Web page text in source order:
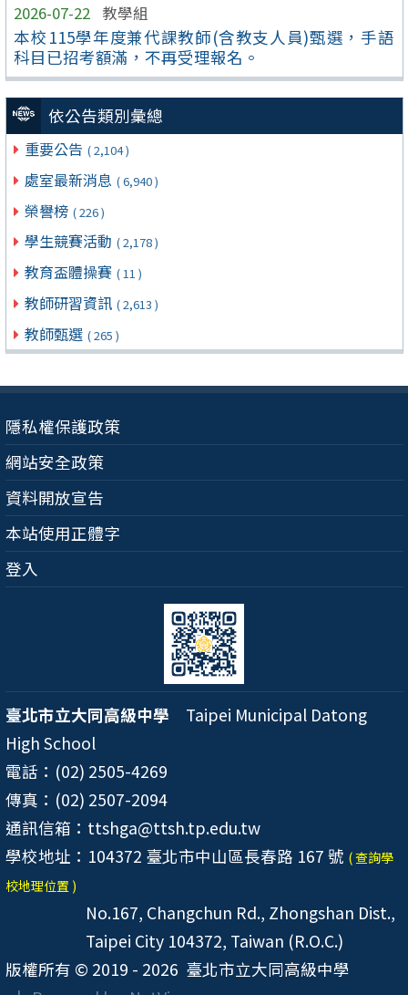
2026-07-22 教學組
本校115學年度兼代課教師(含教支人員)甄選，手語
科目已招考額滿，不再受理報名。
依公告類別彙總
重要公告 ( 2,104 )
處室最新消息 ( 6,940 )
榮譽榜 ( 226 )
學生競賽活動 ( 2,178 )
教育盃體操賽 ( 11 )
教師研習資訊 ( 2,613 )
教師甄選 ( 265 )
隱私權保護政策
網站安全政策
資料開放宣告
本站使用正體字
登入
臺北市立大同高級中學 Taipei Municipal Datong
High School
電話：(02) 2505-4269
傳真：(02) 2507-2094
通訊信箱：ttshga@ttsh.tp.edu.tw
學校地址：104372 臺北市中山區長春路 167 號 ( 查詢學
校地理位置 )
No.167, Changchun Rd., Zhongshan Dist.,
Taipei City 104372, Taiwan (R.O.C.)
版權所有 © 2019 - 2026 臺北市立大同高級中學